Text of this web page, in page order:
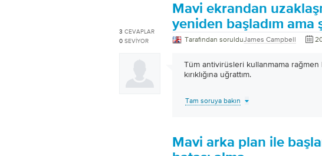
3 CEVAPLAR
0 SEVIYOR
Mavi ekrandan
yeniden başladım ama
Tarafından sorulduJames Campbell
Tüm antivirüsleri kullanmama
kırıklığına uğrattım.
Tam soruya bakın
Mavi arka plan ile